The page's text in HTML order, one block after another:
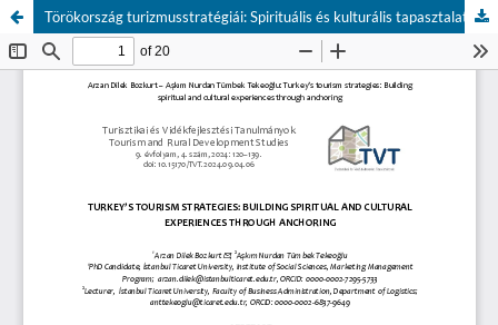
Törökország turizmusstratégiái: Spirituális és kulturális tapasztalatépítés horgonyhatás révén